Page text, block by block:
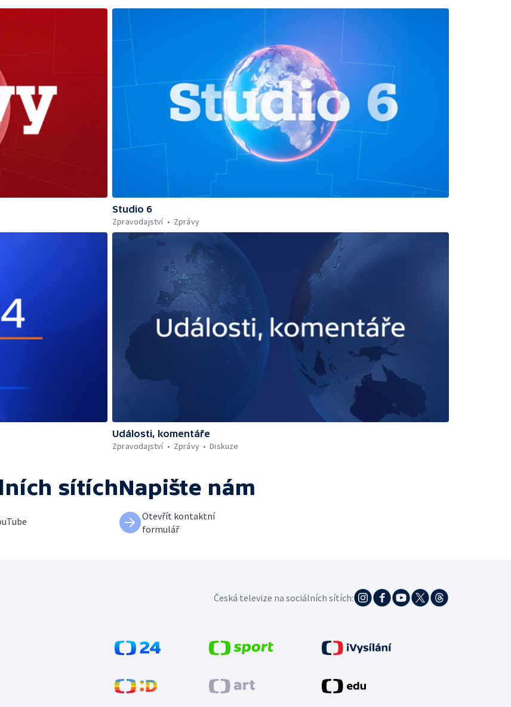
Studio 6
Zpravodajství
Zprávy
Události, komentáře
Zpravodajství
Zprávy Diskuze
sítíchNapište nám
Otevřít kontaktní
formulář
Česká televize na sociálních sítích: